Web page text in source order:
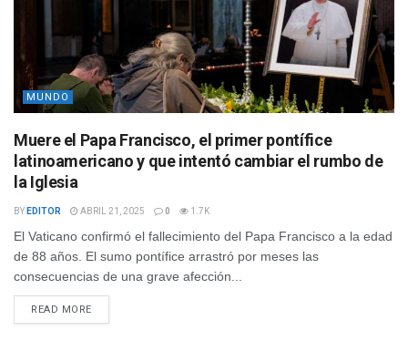
MUNDO
Muere el Papa Francisco, el primer pontífice
latinoamericano y que intentó cambiar el rumbo de
la Iglesia
BY EDITOR ABRIL 21, 2025 0 1.7K
El Vaticano confirmó el fallecimiento del Papa Francisco a la edad
de 88 años. El sumo pontífice arrastró por meses las
consecuencias de una grave afección...
READ MORE